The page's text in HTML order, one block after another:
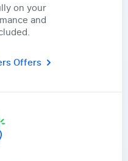
on your
and
Offers